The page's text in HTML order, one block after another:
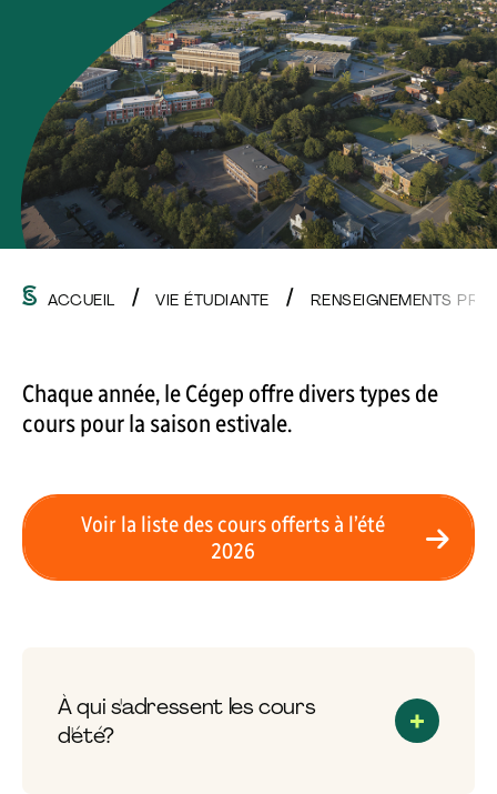
ACCUEIL VIE ÉTUDIANTE RENSEIGNEMENTS
Chaque année, le Cégep offre divers types de
cours pour la saison estivale.
Voir la liste des cours offerts à l’été
2026
À qui s'adressent les cours
d'été?